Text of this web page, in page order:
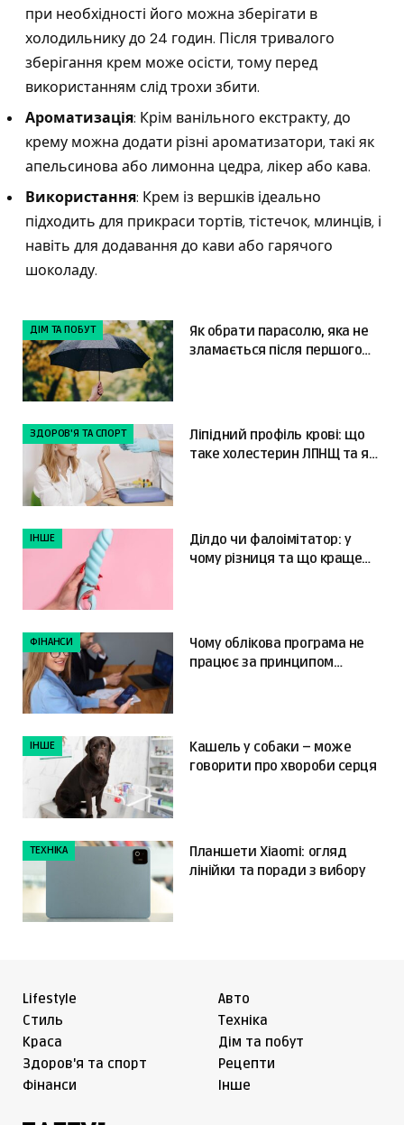
при необхідності його можна зберігати в
холодильнику до 24 годин. Після тривалого
зберігання крем може осісти, тому перед
використанням слід трохи збити.
Ароматизація: Крім ванільного екстракту, до
крему можна додати різні ароматизатори, такі як
апельсинова або лимонна цедра, лікер або кава.
Використання: Крем із вершків ідеально
підходить для прикраси тортів, тістечок, млинців, і
навіть для додавання до кави або гарячого
шоколаду.
ДІМ ТА ПОБУТ
Як обрати парасолю, яка не
зламається після першого
ЗДОРОВ'Я ТА СПОРТ
Ліпідний профіль крові: що
таке холестерин ЛПНЩ та як
ІНШЕ
Ділдо чи фалоімітатор: у
чому різниця та що краще
ФІНАНСИ
Чому облікова програма не
працює за принципом
ІНШЕ
Кашель у собаки – може
говорити про хвороби серця
ТЕХНІКА
Планшети Xiaomi: огляд
лінійки та поради з вибору
Lifestyle
Cтиль
Краса
Здоров'я та спорт
Фінанси
Авто
Техніка
Дім та побут
Рецепти
Інше